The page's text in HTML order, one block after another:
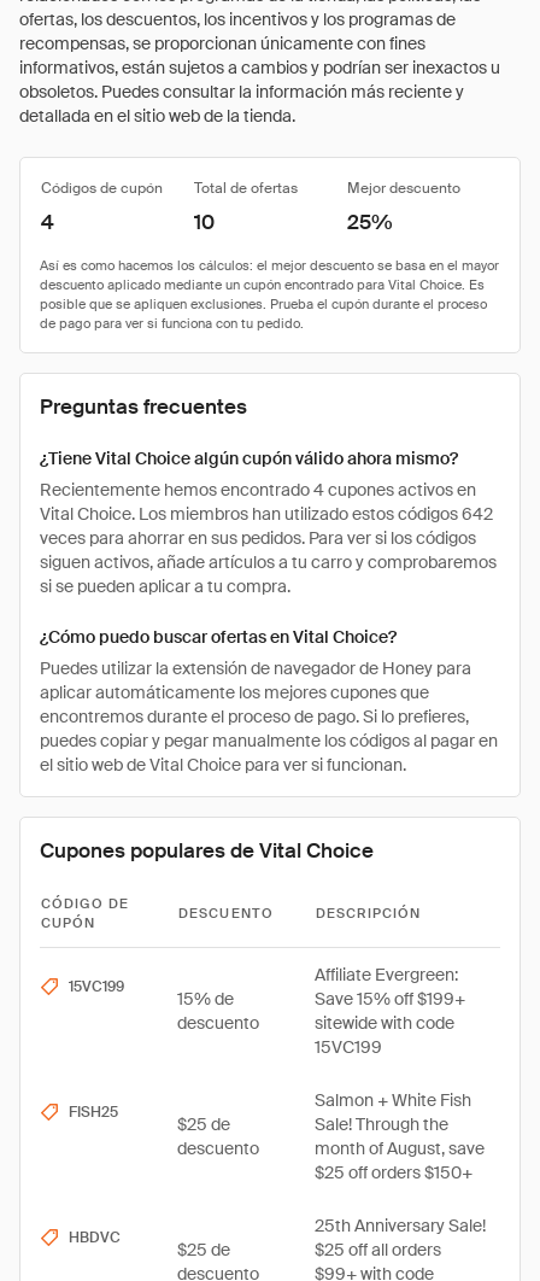
ofertas, los descuentos, los incentivos y los programas de
recompensas, se proporcionan únicamente con fines
informativos, están sujetos a cambios y podrían ser inexactos u
obsoletos. Puedes consultar la información más reciente y
detallada en el sitio web de la tienda.
Códigos de cupón Total de ofertas Mejor descuento
4 10 25%
Preguntas frecuentes
¿Tiene Vital Choice algún cupón válido ahora mismo?
Recientemente hemos encontrado 4 cupones activos en
Vital Choice. Los miembros han utilizado estos códigos 642
veces para ahorrar en sus pedidos. Para ver si los códigos
siguen activos, añade artículos a tu carro y comprobaremos
si se pueden aplicar a tu compra.
¿Cómo puedo buscar ofertas en Vital Choice?
Puedes utilizar la extensión de navegador de Honey para
aplicar automáticamente los mejores cupones que
encontremos durante el proceso de pago. Si lo prefieres,
puedes copiar y pegar manualmente los códigos al pagar en
el sitio web de Vital Choice para ver si funcionan.
Cupones populares de Vital Choice
CÓDIGO DE
CUPÓN
DESCUENTO DESCRIPCIÓN
15VC199
15% de
descuento
Affiliate Evergreen:
Save 15% off $199+
sitewide with code
15VC199
FISH25
$25 de
descuento
Salmon + White Fish
Sale! Through the
month of August, save
$25 off orders $150+
HBDVC
$25 de
descuento
25th Anniversary Sale!
$25 off all orders
$99+ with code